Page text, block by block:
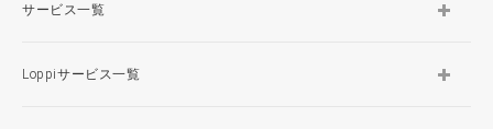
サービス一覧
Loppiサービス一覧